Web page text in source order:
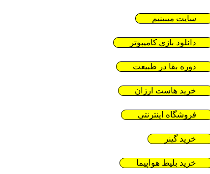
سایت میبینیم
دانلود بازی کامیپوتر
دوره بقا در طبیعت
خرید هاست ارزان
فروشگاه اینترنتی
خرید گینر
خرید بلیط هواپیما